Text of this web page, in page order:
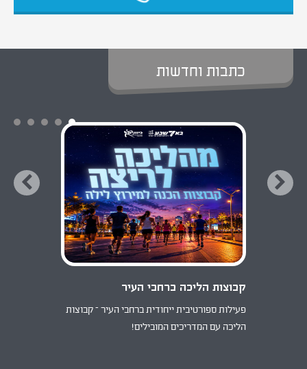
כתבות וחדשות
קבוצות הליכה ברחבי העיר
פעילות ספורטיבית ייחודית ברחבי העיר – קבוצות
הליכה עם המדריכים המובילים!